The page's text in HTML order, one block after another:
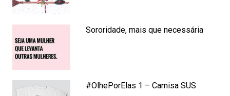
Sororidade, mais que necessária
#OlhePorElas 1 – Camisa SUS